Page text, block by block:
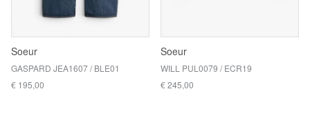
Soeur
GASPARD JEA1607 / BLE01
€ 195,00
Soeur
WILL PUL0079 / ECR19
€ 245,00